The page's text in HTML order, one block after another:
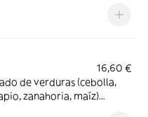
16,60 €
de verduras (cebolla,
zanahoria, maíz)